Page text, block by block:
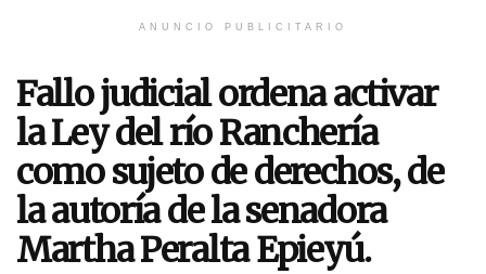
ANUNCIO PUBLICITARIO
Fallo judicial ordena activar
la Ley del río Ranchería
como sujeto de derechos, de
la autoría de la senadora
Martha Peralta Epieyú.